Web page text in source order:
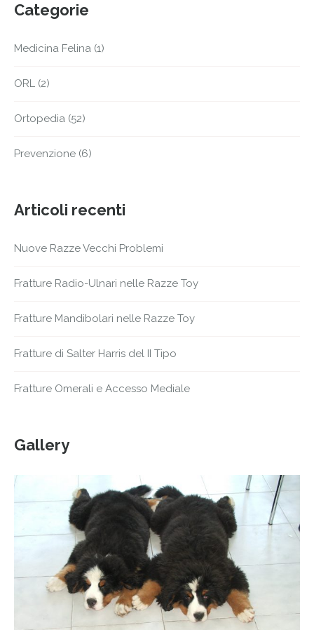
Categorie
Medicina Felina (1)
ORL (2)
Ortopedia (52)
Prevenzione (6)
Articoli recenti
Nuove Razze Vecchi Problemi
Fratture Radio-Ulnari nelle Razze Toy
Fratture Mandibolari nelle Razze Toy
Fratture di Salter Harris del II Tipo
Fratture Omerali e Accesso Mediale
Gallery